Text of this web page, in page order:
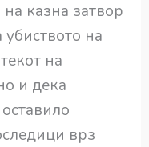
казна затвор
на
на
и дека
врз